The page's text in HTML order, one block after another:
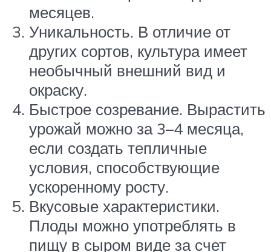
месяцев.
Уникальность. В отличие от
других сортов, культура имеет
необычный внешний вид и
окраску.
Быстрое созревание. Вырастить
урожай можно за 3–4 месяца,
если создать тепличные
условия, способствующие
ускоренному росту.
Вкусовые характеристики.
Плоды можно употреблять в
пищу в сыром виде за счет